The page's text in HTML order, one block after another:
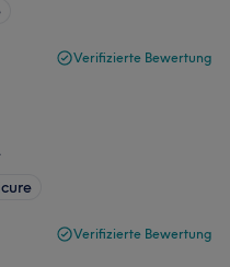
Verifizierte Bewertung
Verifizierte Bewertung